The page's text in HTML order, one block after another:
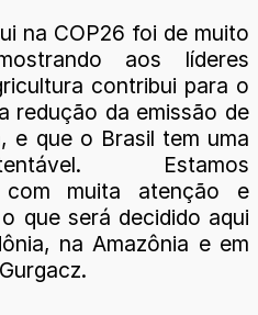
na COP26 foi de muito
aos líderes
contribui para o
redução da emissão de
e que o Brasil tem uma
Estamos
com muita atenção e
que será decidido aqui
na Amazônia e em